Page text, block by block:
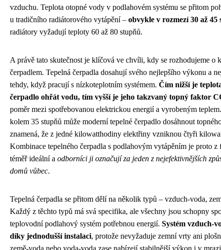
vzduchu. Teplota otopné vody v podlahovém systému se přitom
u tradičního radiátorového vytápění – obvykle v rozmezí 30 až 45
radiátory vyžadují teploty 60 až 80 stupňů.
A právě tato skutečnost je klíčová ve chvíli, kdy se rozhodujeme o
čerpadlem. Tepelná čerpadla dosahují svého nejlepšího výkonu a
tehdy, když pracují s nízkoteplotním systémem. Čím nižší je
čerpadlo ohřát vodu, tím vyšší je jeho takzvaný topný faktor
poměr mezi spotřebovanou elektrickou energií a vyrobeným
kolem 35 stupňů může moderní tepelné čerpadlo dosáhnout
znamená, že z jedné kilowatthodiny elektřiny vzniknou čtyři
Kombinace tepelného čerpadla s podlahovým vytápěním je proto
téměř ideální a odborníci ji označují za jeden z nejefektivnějších
domů vůbec.
Tepelná čerpadla se přitom dělí na několik typů – vzduch-voda,
Každý z těchto typů má svá specifika, ale všechny jsou schopny
teplovodní podlahový systém potřebnou energií. Systém vzduch-
díky jednodušší instalaci, protože nevyžaduje zemní vrty ani
země-voda nebo voda-voda zase nabízejí stabilnější výkon i v